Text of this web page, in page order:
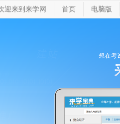
迎来到来学网 首页 电脑版